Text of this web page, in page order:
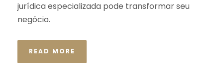
jurídica especializada pode transformar seu
negócio.
READ MORE